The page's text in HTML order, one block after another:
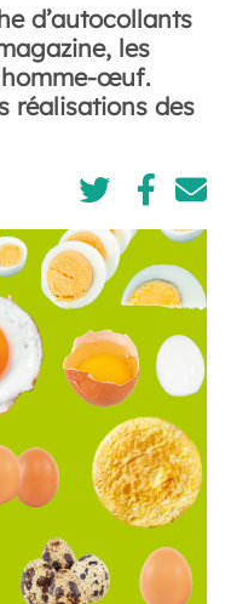
d’autocollants
les
œuf.
réalisations des